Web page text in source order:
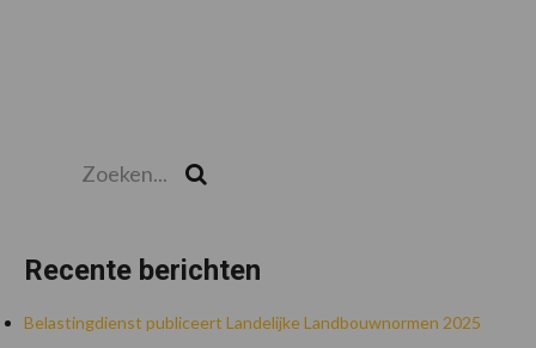
Recente berichten
Belastingdienst publiceert Landelijke Landbouwnormen 2025